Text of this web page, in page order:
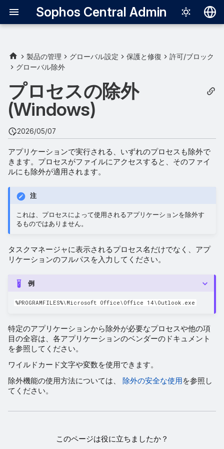
Sophos Central Admin
English
Português
製品の管理 グローバル設定 保護と修復
許可/ブロック
グローバル除外
プロセスの除外
(Windows)
2026/05/07
アプリケーションで実行される、いずれのプロセスも除外で
きます。プロセスがファイルにアクセスすると、そのファイ
ルにも除外が適用されます。
注
これは、プロセスによって使用されるアプリケーションを除外す
るものではありません。
タスクマネージャに表示されるプロセス名だけでなく、アプ
リケーションのフルパスを入力してください。
例
%PROGRAMFILES%\Microsoft Office\Office 14\Outlook.exe
特定のアプリケーションから除外が必要なプロセスや他の項
目の全容は、各アプリケーションのベンダーのドキュメント
を参照してください。
ワイルドカード文字や変数を使用できます。
除外機能の使用方法については、 除外の安全な使用を参照し
てください。
このページは役に立ちましたか？